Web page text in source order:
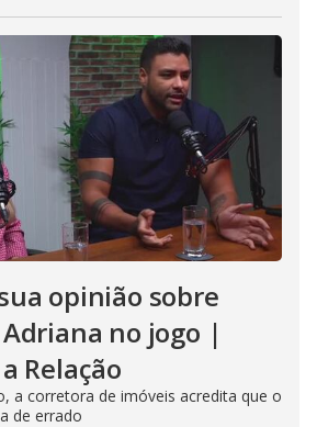
opinião sobre
no jogo |
Relação
a corretora de imóveis acredita que o
de errado